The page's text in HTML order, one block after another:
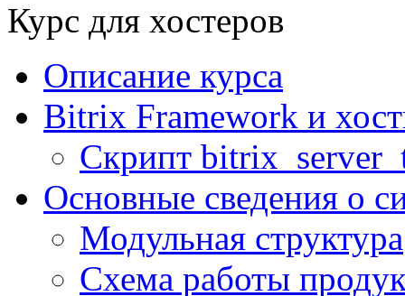
Курс для хостеров
Описание курса
Bitrix Framework и
Скрипт
Основные сведения о
Модульная структура
Схема работы